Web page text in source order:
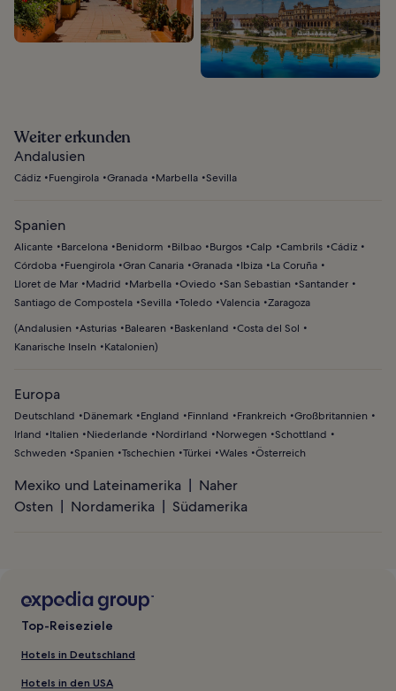
Weiter erkunden
Andalusien
Cádiz Fuengirola Granada Marbella Sevilla
Spanien
Alicante Barcelona Benidorm Bilbao Burgos Calp Cambrils Cádiz
Córdoba
Fuengirola Gran Canaria Granada Ibiza
La Coruña
Lloret de Mar
Madrid Marbella Oviedo San Sebastian
Santander
Santiago de Compostela Sevilla Toledo Valencia Zaragoza
(Andalusien Asturias Balearen Baskenland
Costa del Sol
Kanarische Inseln
Katalonien)
Europa
Deutschland Dänemark England Finnland Frankreich
Großbritannien
Irland
Italien Niederlande Nordirland Norwegen
Schottland
Schweden
Spanien Tschechien Türkei Wales Österreich
Mexiko und Lateinamerika
Naher
Osten
Nordamerika Südamerika
Top-Reiseziele
Hotels in Deutschland
Hotels in den USA